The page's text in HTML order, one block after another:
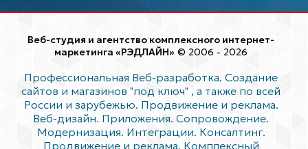
Веб-студия и агентство комплексного интернет-
маркетинга «РЭДЛАЙН» © 2006 - 2026
Профессиональная Веб-разработка. Создание
сайтов и магазинов "под ключ" , а также по всей
России и зарубежью. Продвижение и реклама.
Веб-дизайн. Приложения. Сопровождение.
Модернизация. Интеграции. Консалтинг.
Продвижение и реклама. Комплексный